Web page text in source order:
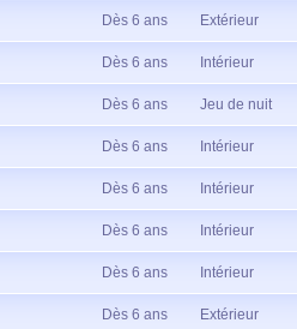
Dès 6 ans Extérieur
Dès 6 ans Intérieur
Dès 6 ans Jeu de nuit
Dès 6 ans Intérieur
Dès 6 ans Intérieur
Dès 6 ans Intérieur
Dès 6 ans Intérieur
Dès 6 ans Extérieur